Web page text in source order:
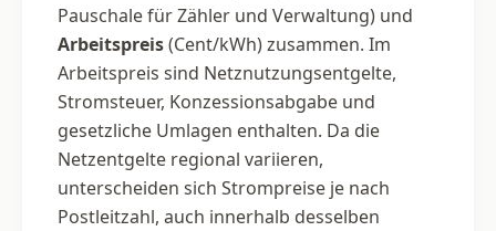
Pauschale für Zähler und Verwaltung) und
Arbeitspreis(Cent/kWh) zusammen. Im
Arbeitspreis sind Netznutzungsentgelte,
Stromsteuer, Konzessionsabgabe und
gesetzliche Umlagen enthalten. Da die
Netzentgelte regional variieren,
unterscheiden sich Strompreise je nach
Postleitzahl, auch innerhalb desselben